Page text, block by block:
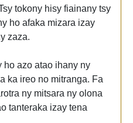
tokony hisy fiainany tsy
ho afaka mizara izay
zaza.
ho azo atao ihany ny
ka ireo no mitranga. Fa
ny mitsara ny olona
tanteraka izay tena